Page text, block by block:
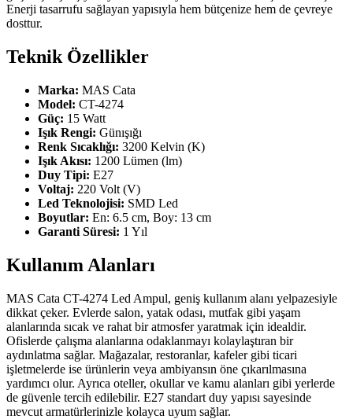
Enerji tasarrufu sağlayan yapısıyla hem bütçenize hem de çevreye
dosttur.
Teknik Özellikler
Marka: MAS Cata
Model: CT-4274
Güç: 15 Watt
Işık Rengi: Günışığı
Renk Sıcaklığı: 3200 Kelvin (K)
Işık Akısı: 1200 Lümen (lm)
Duy Tipi: E27
Voltaj: 220 Volt (V)
Led Teknolojisi: SMD Led
Boyutlar: En: 6.5 cm, Boy: 13 cm
Garanti Süresi: 1 Yıl
Kullanım Alanları
MAS Cata CT-4274 Led Ampul, geniş kullanım alanı yelpazesiyle
dikkat çeker. Evlerde salon, yatak odası, mutfak gibi yaşam
alanlarında sıcak ve rahat bir atmosfer yaratmak için idealdir.
Ofislerde çalışma alanlarına odaklanmayı kolaylaştıran bir
aydınlatma sağlar. Mağazalar, restoranlar, kafeler gibi ticari
işletmelerde ise ürünlerin veya ambiyansın öne çıkarılmasına
yardımcı olur. Ayrıca oteller, okullar ve kamu alanları gibi yerlerde
de güvenle tercih edilebilir. E27 standart duy yapısı sayesinde
mevcut armatürlerinizle kolayca uyum sağlar.